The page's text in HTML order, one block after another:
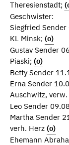
Theresienstadt;
Geschwister:
Siegfried
KL Minsk; (o)
Gustav Sender
Piaski; (o)
Betty Sender
Erna Sender
Auschwitz,
Leo Sender
Martha Sender
verh. Herz (o)
Ehemann